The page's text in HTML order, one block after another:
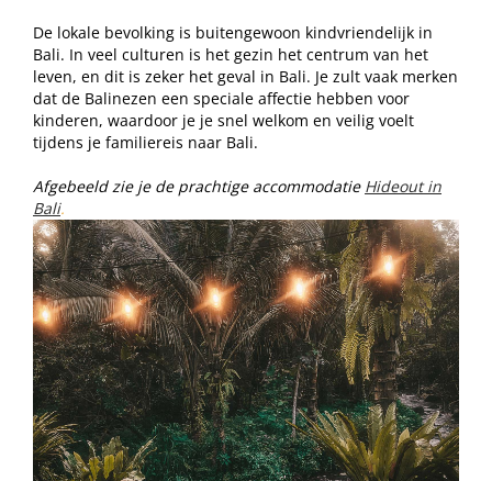
De lokale bevolking is buitengewoon kindvriendelijk in
Bali. In veel culturen is het gezin het centrum van het
leven, en dit is zeker het geval in Bali. Je zult vaak merken
dat de Balinezen een speciale affectie hebben voor
kinderen, waardoor je je snel welkom en veilig voelt
tijdens je familiereis naar Bali.
Afgebeeld zie je de prachtige accommodatie Hideout in
Bali.